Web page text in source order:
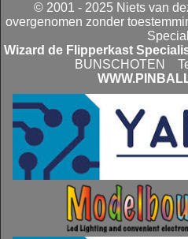
© 2001 - 2025 Niets van
overgenomen zonder
Wizard de Flipperkast
BUNSCHOTEN